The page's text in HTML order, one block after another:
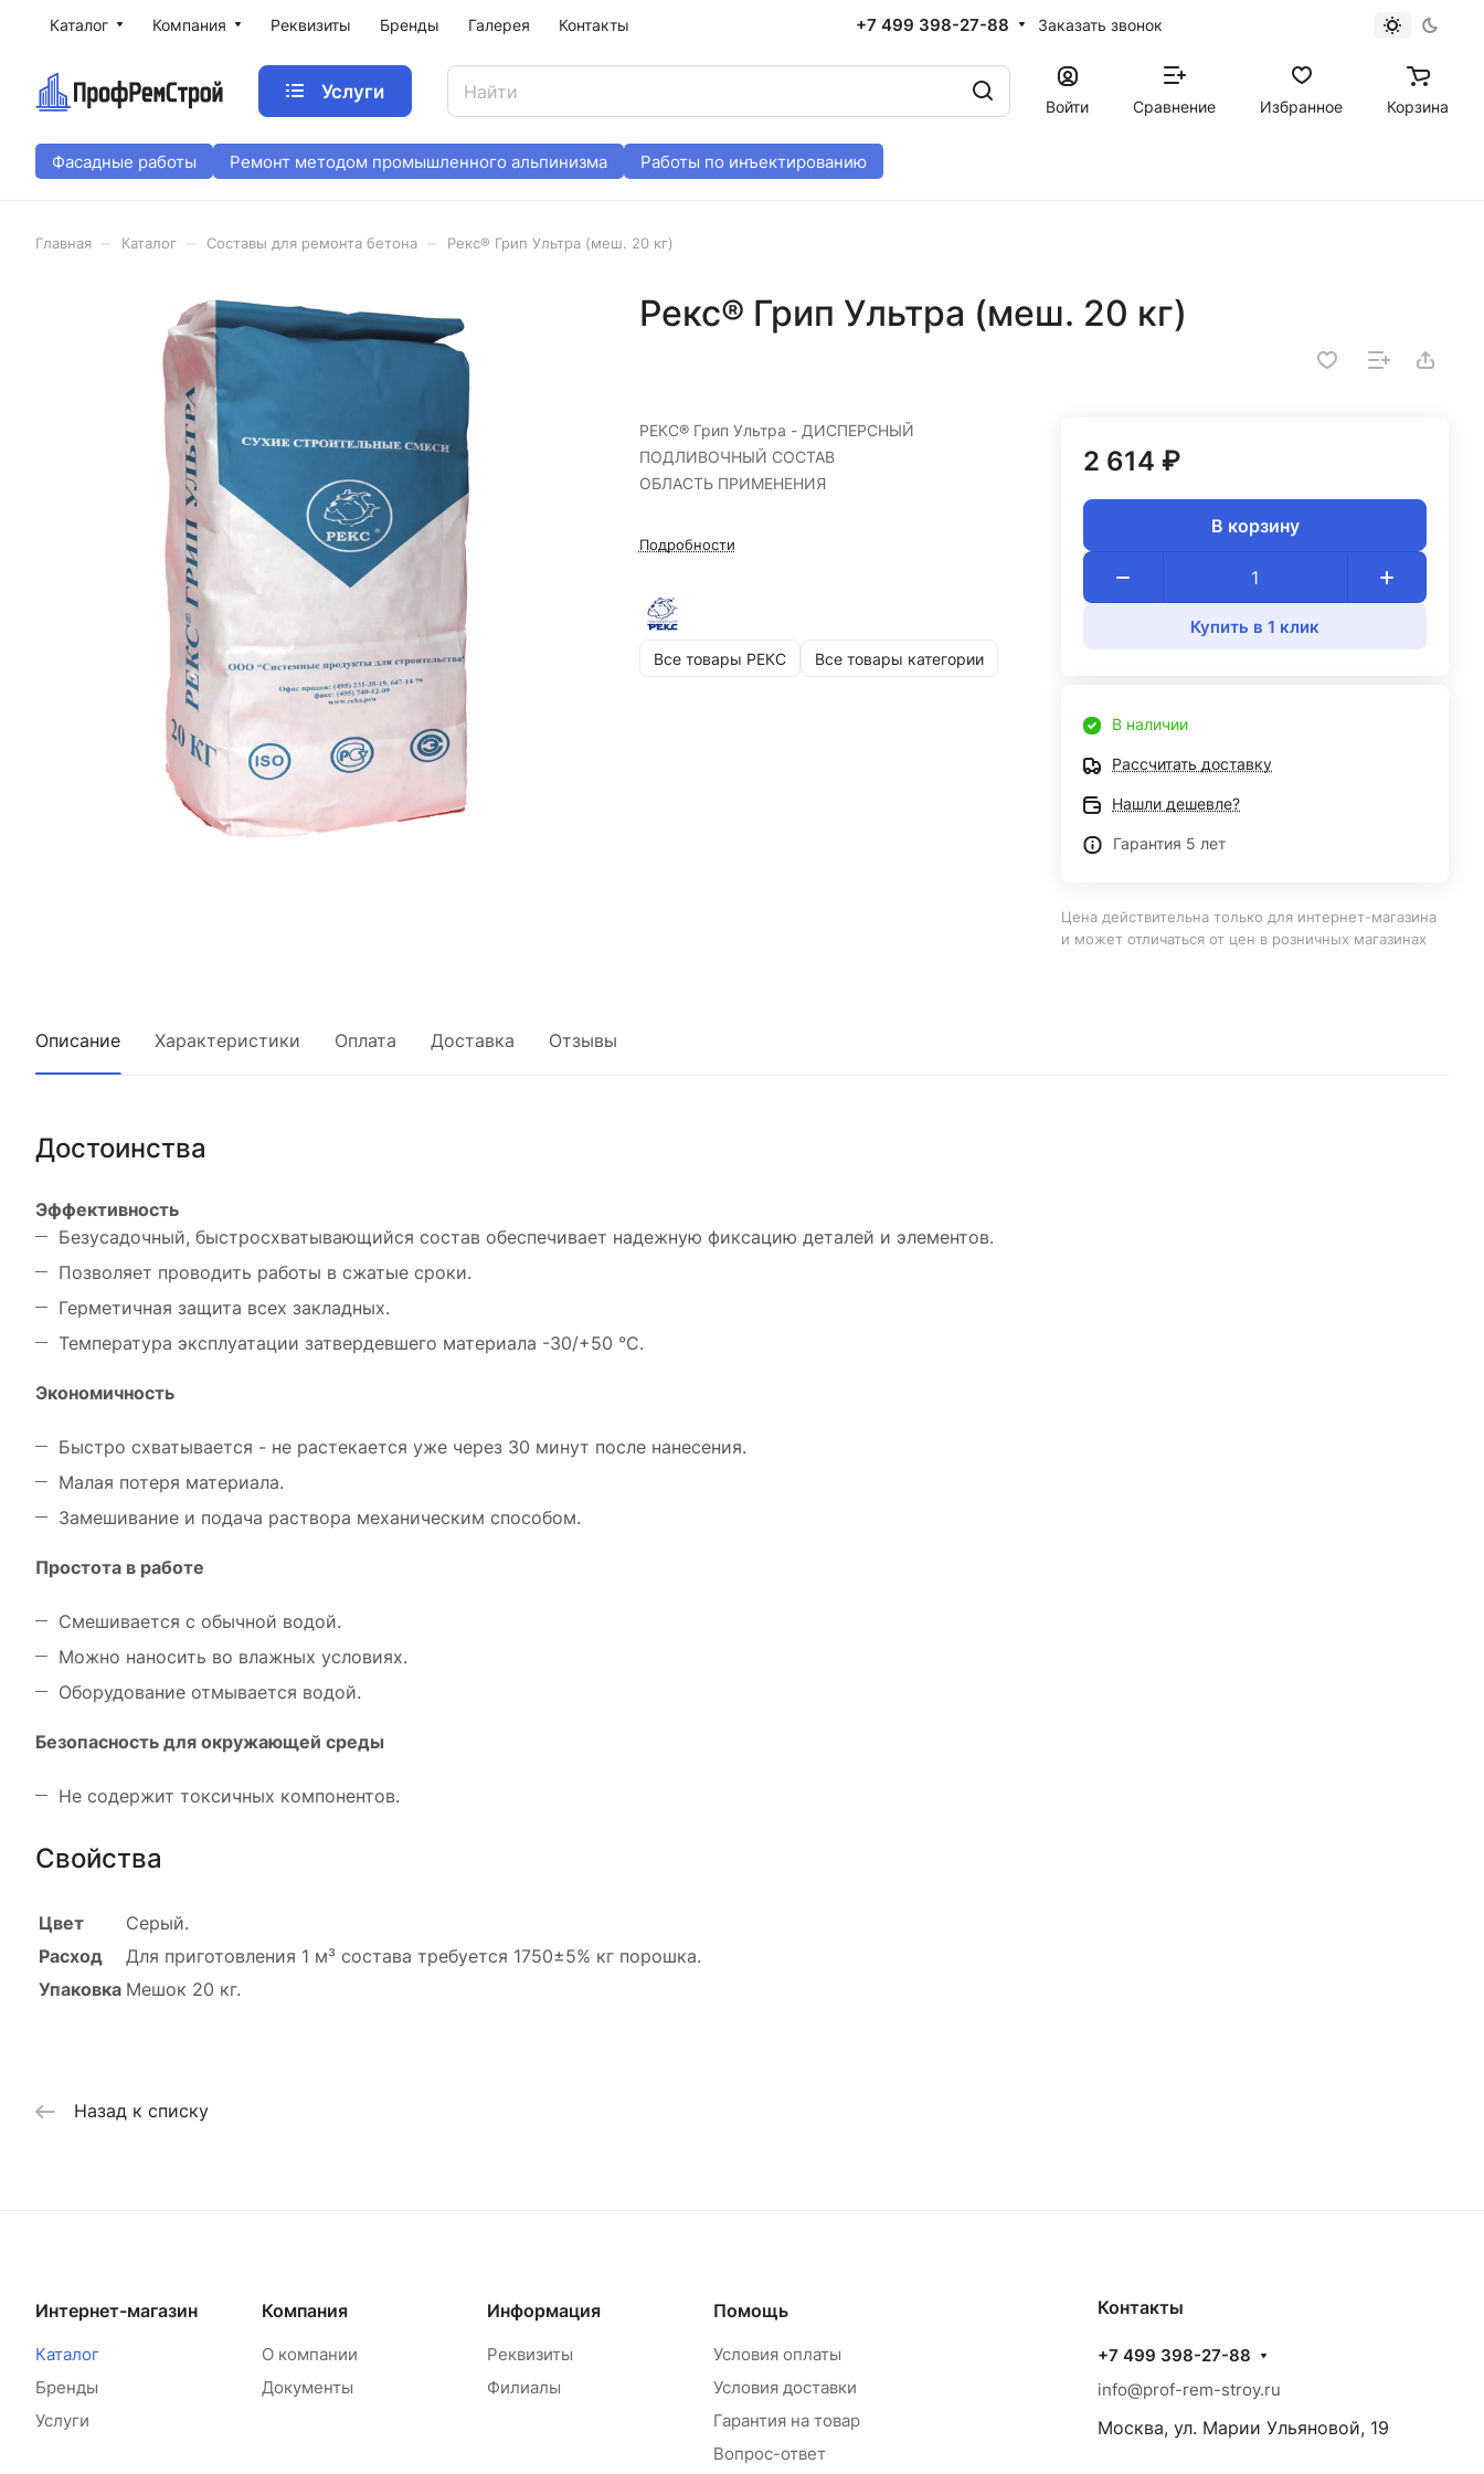
Каталог Компания Реквизиты Бренды Галерея Контакты +7 499 398-27-88 Заказать звонок
Услуги
Войти Сравнение Избранное Корзина
Фасадные работы Ремонт методом промышленного альпинизма Работы по инъектированию
Главная Каталог Составы для ремонта бетона Рекс® Грип Ультра (меш. 20 кг)
Рекс® Грип Ультра (меш. 20 кг)
РЕКС® Грип Ультра - ДИСПЕРСНЫЙ
ПОДЛИВОЧНЫЙ СОСТАВ
ОБЛАСТЬ ПРИМЕНЕНИЯ
Для крепления деревянных и бетонных шпал,
Для заполнения трещин и полостей.
Для установки перил, столбов, вывесок.
Подробности
Все товары РЕКС Все товары категории
2 614 ₽
В корзину
Купить в 1 клик
В наличии
Рассчитать доставку
Нашли дешевле?
Гарантия 5 лет
Цена действительна только для интернет-магазина
и может отличаться от цен в розничных магазинах
Описание Характеристики Оплата Доставка Отзывы
Достоинства
Эффективность
Безусадочный, быстросхватывающийся состав обеспечивает надежную фиксацию деталей и элементов.
Позволяет проводить работы в сжатые сроки.
Герметичная защита всех закладных.
Температура эксплуатации затвердевшего материала -30/+50 °С.
Экономичность
Быстро схватывается - не растекается уже через 30 минут после нанесения.
Малая потеря материала.
Замешивание и подача раствора механическим способом.
Простота в работе
Смешивается с обычной водой.
Можно наносить во влажных условиях.
Оборудование отмывается водой.
Безопасность для окружающей среды
Не содержит токсичных компонентов.
Свойства
Цвет
Серый.
Расход
Для приготовления 1 м³ состава требуется 1750±5% кг порошка.
Упаковка Мешок 20 кг.
Назад к списку
Интернет-магазин
Каталог
Бренды
Услуги
Компания
О компании
Документы
Информация
Реквизиты
Филиалы
Помощь
Условия оплаты
Условия доставки
Гарантия на товар
Вопрос-ответ
Контакты
+7 499 398-27-88
info@prof-rem-stroy.ru
Москва, ул. Марии Ульяновой, 19